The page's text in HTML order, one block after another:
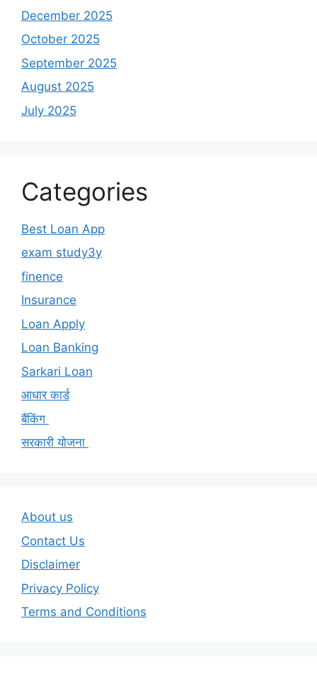
December 2025
October 2025
September 2025
August 2025
July 2025
Categories
Best Loan App
exam study3y
finence
Insurance
Loan Apply
Loan Banking
Sarkari Loan
आधार कार्ड
बैंकिंग
सरकारी योजना
About us
Contact Us
Disclaimer
Privacy Policy
Terms and Conditions